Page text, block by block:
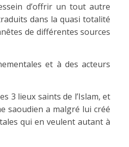
d’offrir un tout autre
dans la quasi totalité
de différentes sources
et à des acteurs
3 lieux saints de l’Islam, et
saoudien a malgré lui créé
qui en veulent autant à